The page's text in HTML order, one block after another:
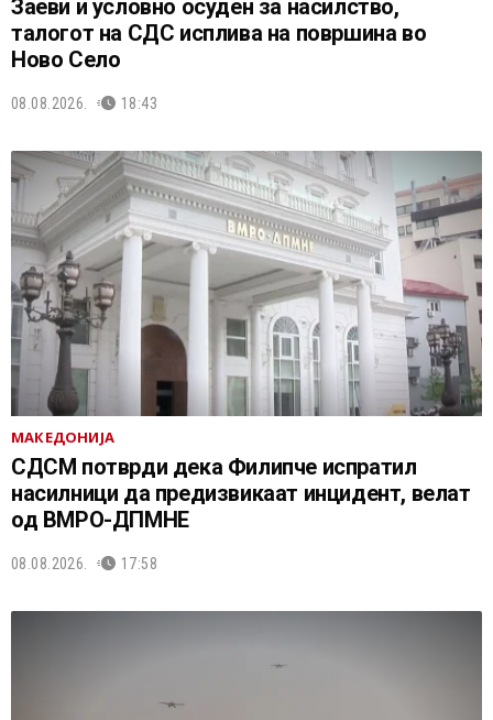
Заеви и условно осуден за насилство,
талогот на СДС исплива на површина во
Ново Село
08.08.2026. 18:43
МАКЕДОНИЈА
СДСМ потврди дека Филипче испратил
насилници да предизвикаат инцидент, велат
од ВМРО-ДПМНЕ
08.08.2026. 17:58